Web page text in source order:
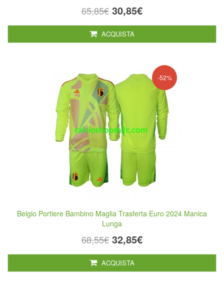
65,85€ 30,85€
ACQUISTA
-52%
Belgio Portiere Bambino Maglia Trasferta Euro 2024 Manica
Lunga
68,55€ 32,85€
ACQUISTA